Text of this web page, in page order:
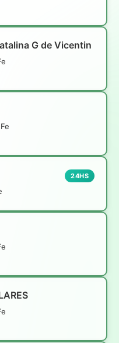
G de Vicentin
24HS